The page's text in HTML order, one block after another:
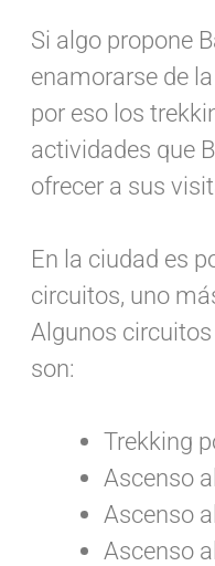
Si algo propone
enamorarse de
por eso los
actividades que
ofrecer a sus
En la ciudad es
circuitos, uno
Algunos
son:
Trekking
Ascenso
Ascenso
Ascenso